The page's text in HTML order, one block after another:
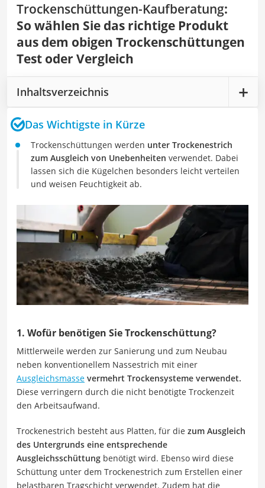
Trockenschüttungen-Kaufberatung:
So wählen Sie das richtige Produkt
aus dem obigen Trockenschüttungen
Test oder Vergleich
Inhaltsverzeichnis
Das Wichtigste in Kürze
Trockenschüttungen werden unter Trockenestrich
zum Ausgleich von Unebenheiten verwendet. Dabei
lassen sich die Kügelchen besonders leicht verteilen
und weisen Feuchtigkeit ab.
1. Wofür benötigen Sie Trockenschüttung?
Mittlerweile werden zur Sanierung und zum Neubau
neben konventionellem Nassestrich mit einer
Ausgleichsmasse vermehrt Trockensysteme verwendet.
Diese verringern durch die nicht benötigte Trockenzeit
den Arbeitsaufwand.
Trockenestrich besteht aus Platten, für die zum Ausgleich
des Untergrunds eine entsprechende
Ausgleichsschüttung benötigt wird. Ebenso wird diese
Schüttung unter dem Trockenestrich zum Erstellen einer
belastbaren Tragschicht verwendet. Zudem hat die